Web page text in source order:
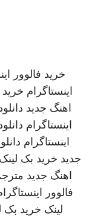
خرید فالوور
اینستاگرام خرید
اهنگ جدید
اینستاگرام
اینستاگرام
جدید خرید بک لینک
اهنگ جدید
فالوور
لینک خرید بک